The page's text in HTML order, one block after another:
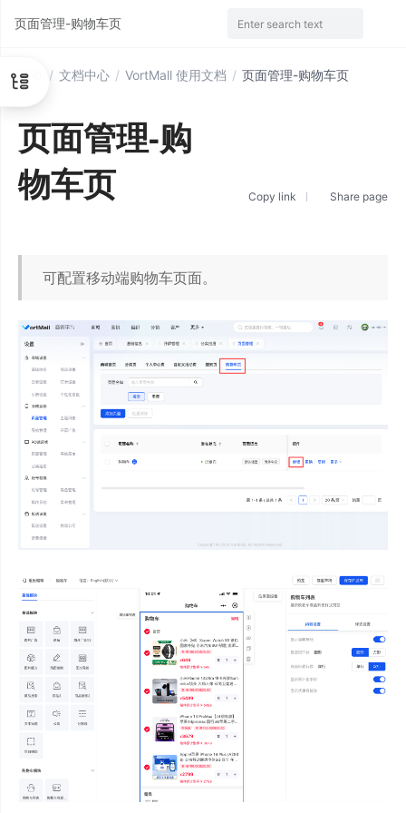
首页 / 文档中心 / VortMall 使用文档 / 页面管理-购物车页
页面管理-购
物车页
Copy link Share page
可配置移动端购物车页面。
页面管理-购物车页 Enter search text